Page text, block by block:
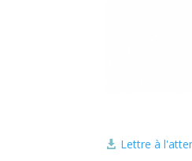
 Lettre à